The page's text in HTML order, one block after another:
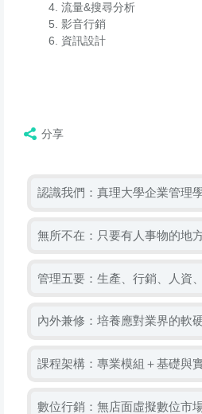
流量&搜尋分析
影音行銷
資訊設計
分享
認識我們：真理大學企業管理
無所不在：只要有人事物的地
管理五要：生產、行銷、人資
內外兼修：培養應對業界的軟
課程架構：專業模組＋基礎與
數位行銷：無店面虛擬數位市